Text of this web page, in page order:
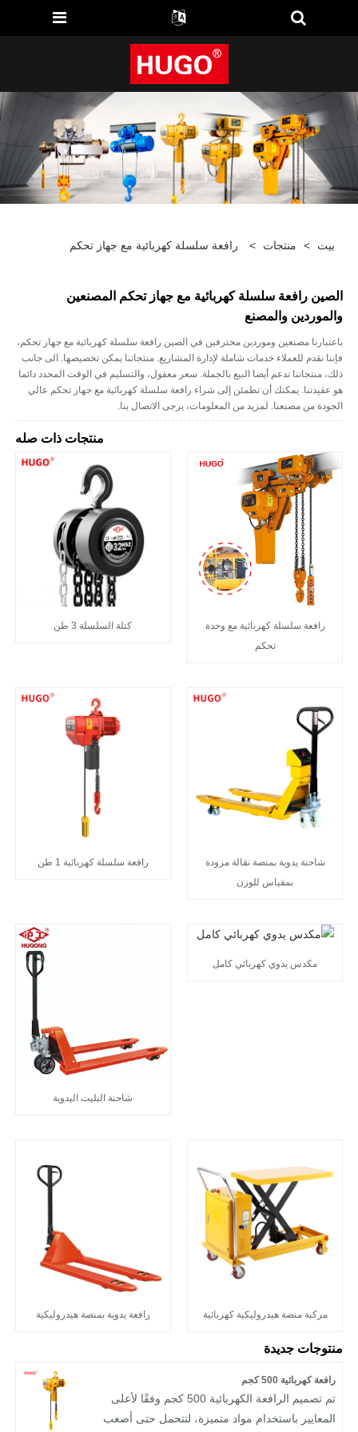
بيت > منتجات > رافعة سلسلة كهربائية مع جهاز تحكم
الصين رافعة سلسلة كهربائية مع جهاز تحكم المصنعين
والموردين والمصنع
باعتبارنا مصنعين وموردين محترفين في الصين رافعة سلسلة كهربائية مع جهاز تحكم،
فإننا نقدم للعملاء خدمات شاملة لإدارة المشاريع. منتجاتنا يمكن تخصيصها. الى جانب
ذلك، منتجاتنا تدعم أيضا البيع بالجملة. سعر معقول، والتسليم في الوقت المحدد دائما
هو عقيدتنا. يمكنك أن تطمئن إلى شراء رافعة سلسلة كهربائية مع جهاز تحكم عالي
الجودة من مصنعنا. لمزيد من المعلومات، يرجى الاتصال بنا.
منتجات ذات صله
رافعة سلسلة كهربائية مع وحدة
تحكم
كتلة السلسلة 3 طن
شاحنة يدوية بمنصة نقالة مزودة
بمقياس للوزن
رافعة سلسلة كهربائية 1 طن
مكدس يدوي كهربائي كامل
شاحنة البليت اليدوية
مركبة منصة هيدروليكية كهربائية رافعة يدوية بمنصة هيدروليكية
منتوجات جديدة
رافعة كهربائية 500 كجم
تم تصميم الرافعة الكهربائية 500 كجم وفقًا لأعلى
المعايير باستخدام مواد متميزة، لتتحمل حتى أصعب